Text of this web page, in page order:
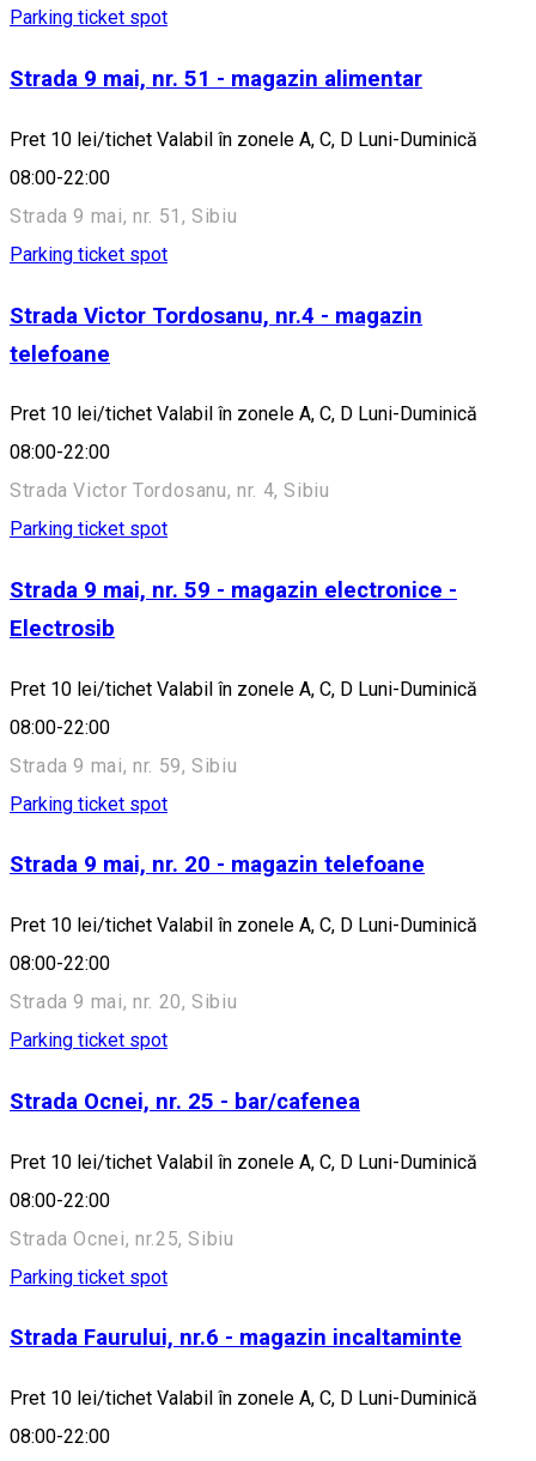
Parking ticket spot
Strada 9 mai, nr. 51 - magazin alimentar
Pret 10 lei/tichet Valabil în zonele A, C, D Luni-Duminică
08:00-22:00
Strada 9 mai, nr. 51, Sibiu
Parking ticket spot
Strada Victor Tordosanu, nr.4 - magazin
telefoane
Pret 10 lei/tichet Valabil în zonele A, C, D Luni-Duminică
08:00-22:00
Strada Victor Tordosanu, nr. 4, Sibiu
Parking ticket spot
Strada 9 mai, nr. 59 - magazin electronice -
Electrosib
Pret 10 lei/tichet Valabil în zonele A, C, D Luni-Duminică
08:00-22:00
Strada 9 mai, nr. 59, Sibiu
Parking ticket spot
Strada 9 mai, nr. 20 - magazin telefoane
Pret 10 lei/tichet Valabil în zonele A, C, D Luni-Duminică
08:00-22:00
Strada 9 mai, nr. 20, Sibiu
Parking ticket spot
Strada Ocnei, nr. 25 - bar/cafenea
Pret 10 lei/tichet Valabil în zonele A, C, D Luni-Duminică
08:00-22:00
Strada Ocnei, nr.25, Sibiu
Parking ticket spot
Strada Faurului, nr.6 - magazin incaltaminte
Pret 10 lei/tichet Valabil în zonele A, C, D Luni-Duminică
08:00-22:00